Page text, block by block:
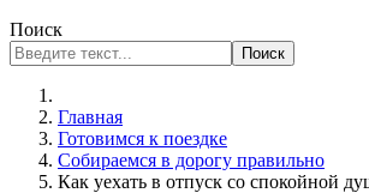
Поиск
Поиск
Главная
Готовимся к поездке
Собираемся в дорогу правильно
Как уехать в отпуск со спокойной